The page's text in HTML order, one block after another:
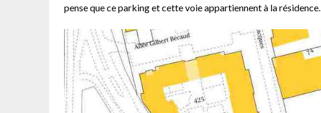
pense que ce parking et cette voie appartiennent à la résidence.